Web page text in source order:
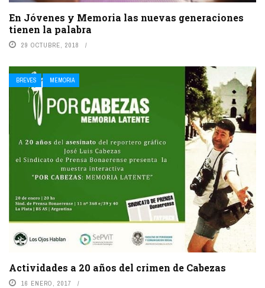
En Jóvenes y Memoria las nuevas generaciones
tienen la palabra
29 OCTUBRE, 2018
BREVES MEMORIA
Actividades a 20 años del crimen de Cabezas
16 ENERO, 2017